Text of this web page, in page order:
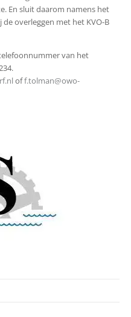
En sluit daarom namens het
overleggen met het KVO-B
van het
off.tolman@owo-